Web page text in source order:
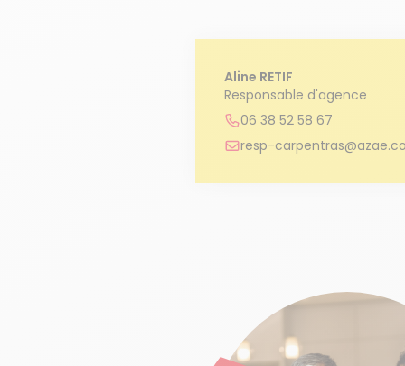
Aline RETIF
Responsable d'agence
06 38 52 58 67
resp-